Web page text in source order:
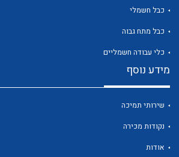
כבל חשמלי
כבל מתח גבוה
כלי עבודה חשמליים
מידע נוסף
שירותי תמיכה
נקודות מכירה
אודות